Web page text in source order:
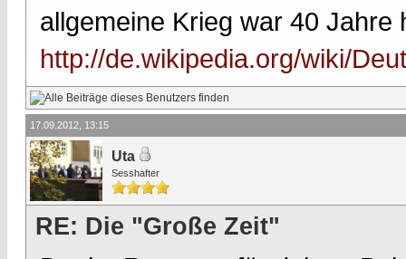
allgemeine Krieg war 40
http://de.wikipedia.org/wiki/
17.09.2012, 13:15
Uta
Sesshafter
RE: Die "Große Zeit"